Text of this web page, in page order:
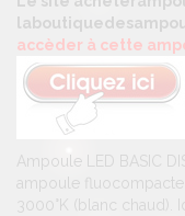
accèder à cette
Ampoule LED BASIC
ampoule
3000°K (blanc